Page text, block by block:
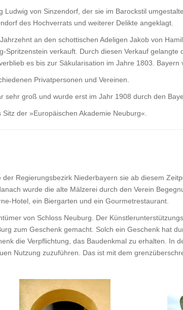
Ludwig von Sinzendorf, der sie im Barockstil
des Hochverrats und weiterer Delikte angeklagt.
an den schottischen Adeligen Jakob von
Spritzenstein verkauft. Durch diesen Verkauf
es bis zur Säkularisation im Jahre 1803.
Privatpersonen und Vereinen.
sehr groß und wurde erst im Jahr 1908 durch den
der »Europäischen Akademie Neuburg«.
Regierungsbezirk Niederbayern sie ab diesem
wurde die alte Mälzerei durch den Verein
Hotel, ein Biergarten und ein Gourmetrestaurant.
von Schloss Neuburg. Der
zum Geschenk gemacht. Solch ein Geschenk hat
die Verpflichtung, das Baudenkmal zu erhalten. In
Nutzung zuzuführen. Das ist mit dem